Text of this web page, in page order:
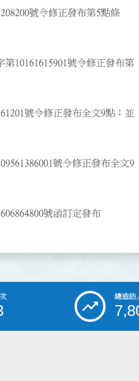
號令修正發布第5點條
10161615901號令修正發布第
號令修正發布全文9點；並
號令修正發布全文9
號函訂定發布
總造訪